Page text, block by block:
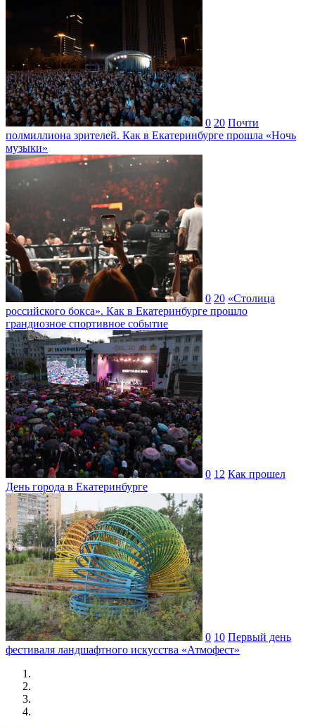
0 20 Почти
полмиллиона зрителей. Как в Екатеринбурге прошла «Ночь
музыки»
0 20 «Столица
российского бокса». Как в Екатеринбурге прошло
грандиозное спортивное событие
0 12 Как прошел
День города в Екатеринбурге
0 10 Первый день
фестиваля ландшафтного искусства «Атмофест»